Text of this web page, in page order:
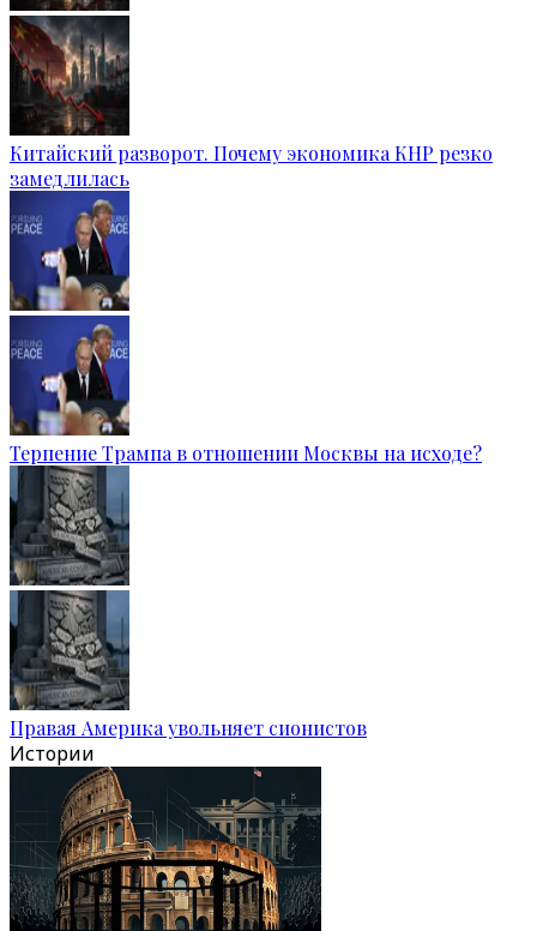
Китайский разворот. Почему экономика КНР резко
замедлилась
Терпение Трампа в отношении Москвы на исходе?
Правая Америка увольняет сионистов
Истории